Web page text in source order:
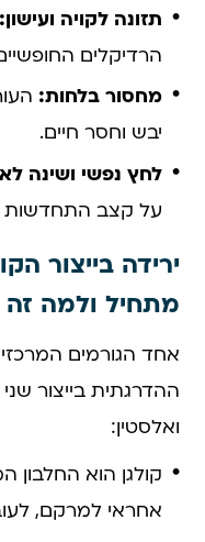
תזונה לקויה ועישון:
הרדיקלים
מחסור בלחות:
יבש וחסר חיים.
לחץ נפשי ושינה
על קצב התחדשות
ירידה בייצור
מתחיל ולמה זה
אחד הגורמים
ההדרגתית בייצור שני
ואלסטין:
קולגן הוא החלבון
אחראי למרקם,